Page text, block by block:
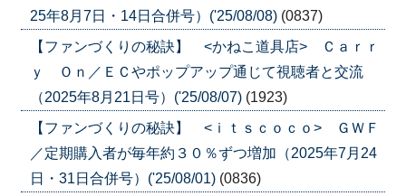
25年8月7日・14日合併号）('25/08/08) (0837)
【ファンづくりの秘訣】 <かねこ道具店> Ｃａｒｒ
ｙ Ｏｎ／ＥＣやポップアップ通じて視聴者と交流
（2025年8月21日号）('25/08/07) (1923)
【ファンづくりの秘訣】 <ｉｔｓｃｏｃｏ> ＧＷＦ
／定期購入者が毎年約３０％ずつ増加（2025年7月24
日・31日合併号）('25/08/01) (0836)